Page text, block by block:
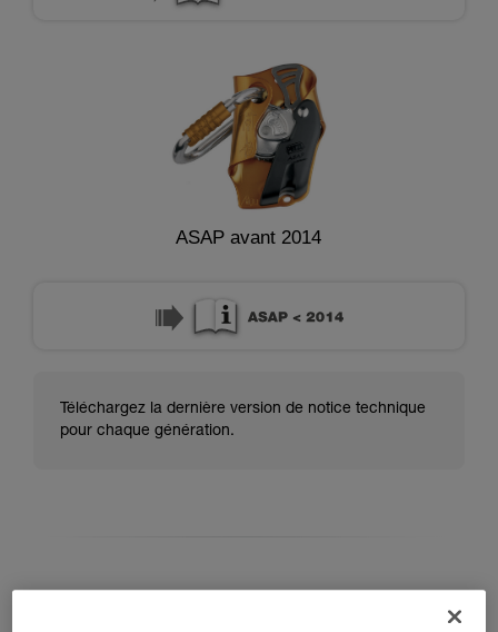
ASAP avant 2014
Téléchargez la dernière version de notice technique
pour chaque génération.